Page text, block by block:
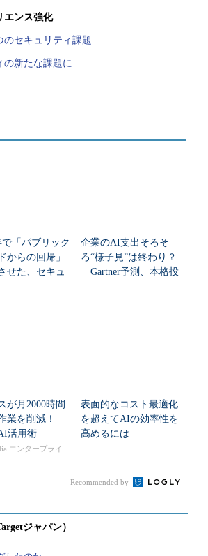
エンス強化
のセキュリティ課題
の新たな課題に
で「パブリック
からの回帰」
せた、セキュ
企業のAI支出そろそ
ろ“様子見”は終わり？
Gartner予測、本格投
が月2000時間
業を削減！
活用術
エンタープライ
表面的なコスト最適化
を超えてAIの効率性を
高めるには
Recommended by